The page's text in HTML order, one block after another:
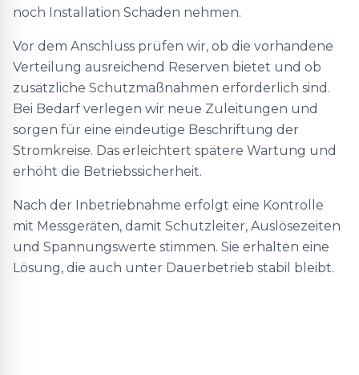
noch Installation Schaden nehmen.
Vor dem Anschluss prüfen wir, ob die vorhandene
Verteilung ausreichend Reserven bietet und ob
zusätzliche Schutzmaßnahmen erforderlich sind.
Bei Bedarf verlegen wir neue Zuleitungen und
sorgen für eine eindeutige Beschriftung der
Stromkreise. Das erleichtert spätere Wartung und
erhöht die Betriebssicherheit.
Nach der Inbetriebnahme erfolgt eine Kontrolle
mit Messgeräten, damit Schutzleiter, Auslösezeiten
und Spannungswerte stimmen. Sie erhalten eine
Lösung, die auch unter Dauerbetrieb stabil bleibt.